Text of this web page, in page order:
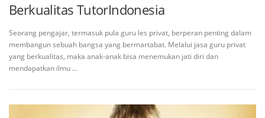
Berkualitas TutorIndonesia
Seorang pengajar, termasuk pula guru les privat, berperan penting dalam
membangun sebuah bangsa yang bermartabat. Melalui jasa guru privat
yang berkualitas, maka anak-anak bisa menemukan jati diri dan
mendapatkan ilmu …